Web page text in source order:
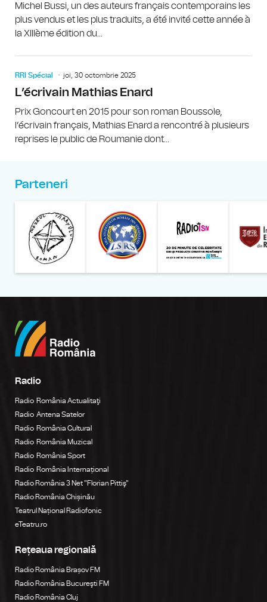
Michel Bussi, un des auteurs français contemporains les
plus vendus et les plus traduits, a été invité cette année à
la XIIIème édition du...
RRI Spécial joi, 30 octombrie 2025
L’écrivain Mathias Enard
Prix Goncourt en 2015 pour son roman Boussole,
l’écrivain français, Mathias Enard a rencontré à plusieurs
reprises le public de Roumanie dont...
Parteneri
Radio
Radio România Actualitaţi
Radio Antena Satelor
Radio România Cultural
Radio România Muzical
Radio România Sport
Radio România Internațional
Radio România 3 Net "Florian Pittiş"
Radio România Chișinău
Teatrul Național Radiofonic
eTeatru.ro
Rețeaua regională
Radio România Brașov FM
Radio România Bucureşti FM
Radio România Cluj